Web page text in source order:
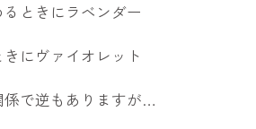
ときにラベンダー
にヴァイオレット
係で逆もありますが…